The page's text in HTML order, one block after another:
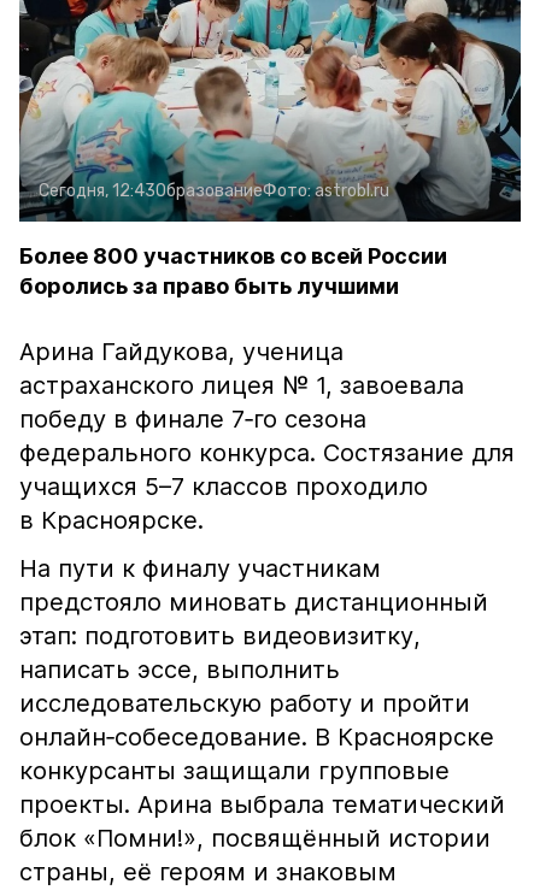
Сегодня, 12:43ОбразованиеФото:astrobl.ru
Более 800 участников со всей России
боролись за право быть лучшими
Арина Гайдукова, ученица
астраханского лицея № 1, завоевала
победу в финале 7‑го сезона
федерального конкурса. Состязание для
учащихся 5–7 классов проходило
в Красноярске.
На пути к финалу участникам
предстояло миновать дистанционный
этап: подготовить видеовизитку,
написать эссе, выполнить
исследовательскую работу и пройти
онлайн‑собеседование. В Красноярске
конкурсанты защищали групповые
проекты. Арина выбрала тематический
блок «Помни!», посвящённый истории
страны, её героям и знаковым